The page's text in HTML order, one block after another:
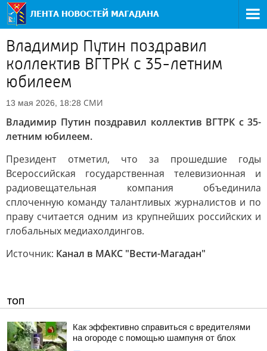
Владимир Путин поздравил
коллектив ВГТРК с 35-летним
юбилеем
13 мая 2026, 18:28 СМИ
Владимир Путин поздравил коллектив ВГТРК с 35-
летним юбилеем.
Президент отметил, что за прошедшие годы
Всероссийская государственная телевизионная и
радиовещательная компания объединила
сплоченную команду талантливых журналистов и по
праву считается одним из крупнейших российских и
глобальных медиахолдингов.
Источник: Канал в МАКС "Вести-Магадан"
ТОП
Как эффективно справиться с вредителями
на огороде с помощью шампуня от блох